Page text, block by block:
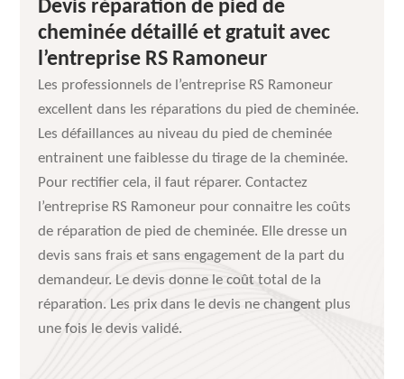
Devis réparation de pied de
cheminée détaillé et gratuit avec
l’entreprise RS Ramoneur
Les professionnels de l’entreprise RS Ramoneur
excellent dans les réparations du pied de cheminée.
Les défaillances au niveau du pied de cheminée
entrainent une faiblesse du tirage de la cheminée.
Pour rectifier cela, il faut réparer. Contactez
l’entreprise RS Ramoneur pour connaitre les coûts
de réparation de pied de cheminée. Elle dresse un
devis sans frais et sans engagement de la part du
demandeur. Le devis donne le coût total de la
réparation. Les prix dans le devis ne changent plus
une fois le devis validé.